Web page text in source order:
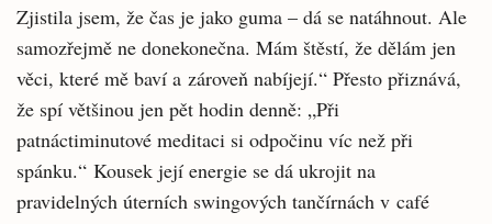
Zjistila jsem, že čas je jako guma – dá se natáhnout. Ale
samozřejmě ne donekonečna. Mám štěstí, že dělám jen
věci, které mě baví a zároveň nabíjejí.“ Přesto přiznává,
že spí většinou jen pět hodin denně: „Při
patnáctiminutové meditaci si odpočinu víc než při
spánku.“ Kousek její energie se dá ukrojit na
pravidelných úterních swingových tančírnách v café